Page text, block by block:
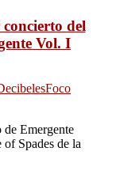
del
Vol. I
Foco
Emergente
Spades de la